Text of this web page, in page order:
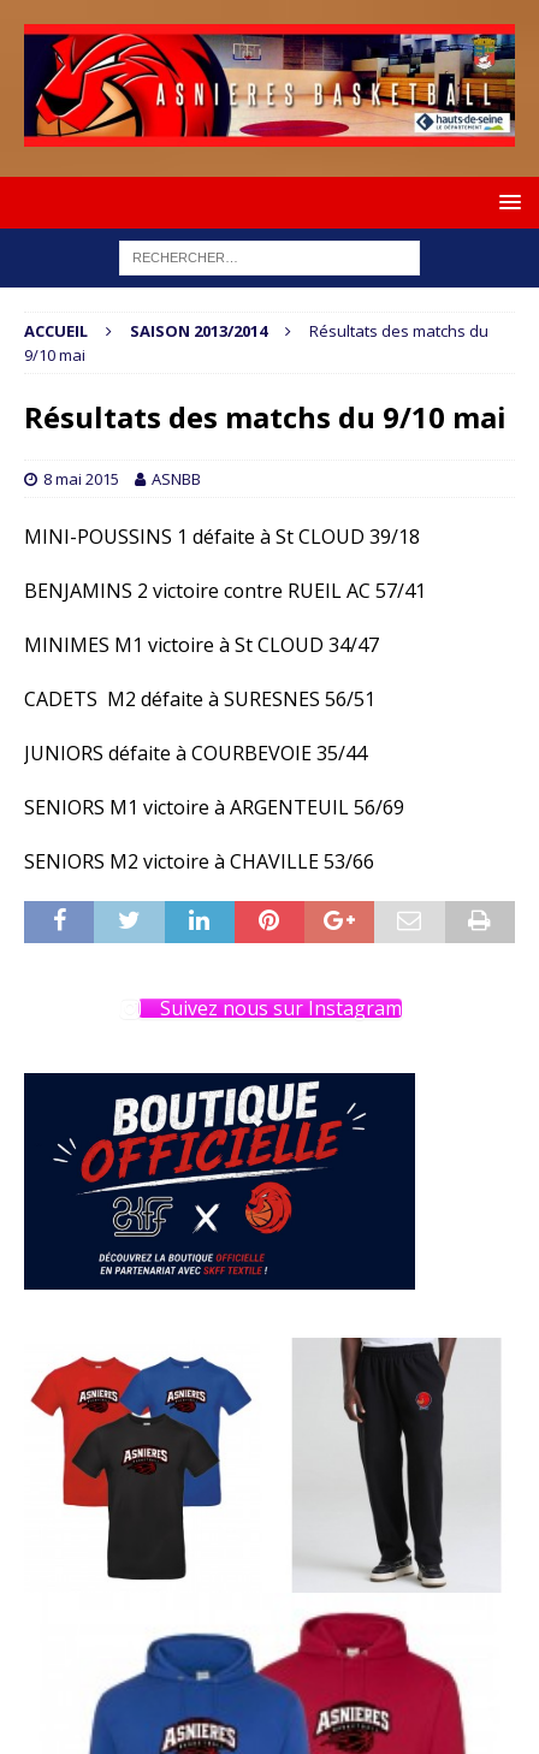
ACCUEIL SAISON 2013/2014
Résultats des matchs du
9/10 mai
Résultats des matchs du 9/10 mai
8 mai 2015 ASNBB
MINI-POUSSINS 1 défaite à St CLOUD 39/18
BENJAMINS 2 victoire contre RUEIL AC 57/41
MINIMES M1 victoire à St CLOUD 34/47
CADETS M2 défaite à SURESNES 56/51
JUNIORS défaite à COURBEVOIE 35/44
SENIORS M1 victoire à ARGENTEUIL 56/69
SENIORS M2 victoire à CHAVILLE 53/66
Suivez nous sur Instagram